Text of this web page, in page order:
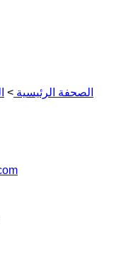
الصحفة الرئيسية >